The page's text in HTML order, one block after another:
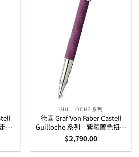
珠
GUILLOCHE 系列
德國 Graf Von Faber Castell
Guilloche 系列 – 紫羅蘭色扭索
紋鍍銠走珠筆 (146526)
$2,790.00